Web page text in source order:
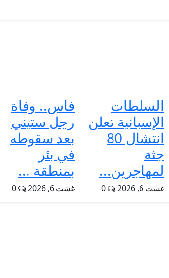
السلطات
الإسبانية تعلن
انتشال 80
جثة
لمهاجرين...
غشت 6, 2026
فاس.. وفاة
رجل ستيني
بعد سقوطه
في بئر
بمنطقة ...
غشت 6, 2026